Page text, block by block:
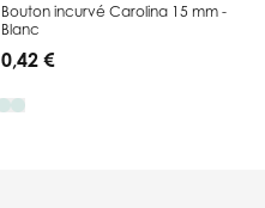
Bouton incurvé Carolina 15 mm -
Blanc
0,42 €